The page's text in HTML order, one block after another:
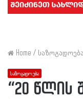
Home / საზოგადოება
საზოგადოება
“20 წლის